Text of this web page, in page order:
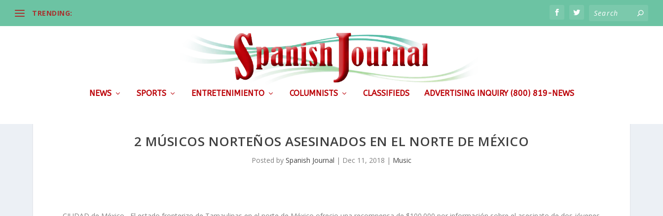
TRENDING:
NEWS SPORTS ENTRETENIMIENTO COLUMNISTS CLASSIFIEDS ADVERTISING INQUIRY (800) 819-NEWS
2 MÚSICOS NORTEÑOS ASESINADOS EN EL NORTE DE MÉXICO
Posted by Spanish Journal | Dec 11, 2018 | Music